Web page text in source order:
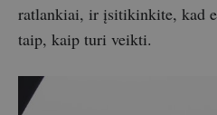
ratlankiai, ir įsitikinkite, kad
taip, kaip turi veikti.